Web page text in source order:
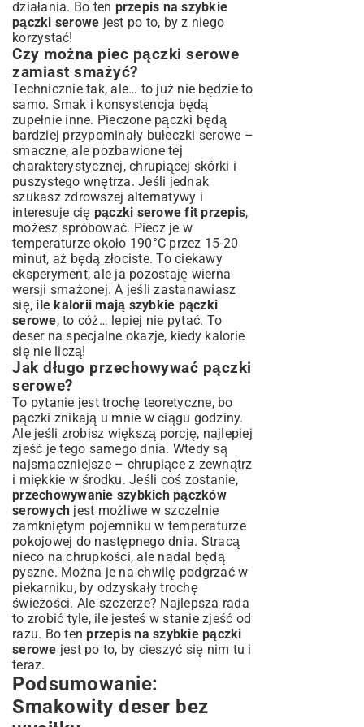
działania. Bo ten przepis na szybkie
pączki serowe jest po to, by z niego
korzystać!
Czy można piec pączki serowe
zamiast smażyć?
Technicznie tak, ale… to już nie będzie to
samo. Smak i konsystencja będą
zupełnie inne. Pieczone pączki będą
bardziej przypominały bułeczki serowe –
smaczne, ale pozbawione tej
charakterystycznej, chrupiącej skórki i
puszystego wnętrza. Jeśli jednak
szukasz zdrowszej alternatywy i
interesuje cię pączki serowe fit przepis,
możesz spróbować. Piecz je w
temperaturze około 190°C przez 15-20
minut, aż będą złociste. To ciekawy
eksperyment, ale ja pozostaję wierna
wersji smażonej. A jeśli zastanawiasz
się, ile kalorii mają szybkie pączki
serowe, to cóż… lepiej nie pytać. To
deser na specjalne okazje, kiedy kalorie
się nie liczą!
Jak długo przechowywać pączki
serowe?
To pytanie jest trochę teoretyczne, bo
pączki znikają u mnie w ciągu godziny.
Ale jeśli zrobisz większą porcję, najlepiej
zjeść je tego samego dnia. Wtedy są
najsmaczniejsze – chrupiące z zewnątrz
i miękkie w środku. Jeśli coś zostanie,
przechowywanie szybkich pączków
serowych jest możliwe w szczelnie
zamkniętym pojemniku w temperaturze
pokojowej do następnego dnia. Stracą
nieco na chrupkości, ale nadal będą
pyszne. Można je na chwilę podgrzać w
piekarniku, by odzyskały trochę
świeżości. Ale szczerze? Najlepsza rada
to zrobić tyle, ile jesteś w stanie zjeść od
razu. Bo tenprzepis na szybkie pączki
serowe jest po to, by cieszyć się nim tu i
teraz.
Podsumowanie:
Smakowity deser bez